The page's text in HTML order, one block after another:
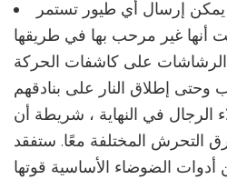
يمكن إرسال أي طيور تستمر
أنها غير مرحب بها في طريقها
الرشاشات على كاشفات الحركة
وحتى إطلاق النار على بنادقهم
في النهاية ، شريطة أن
التحرش المختلفة معًا. ستفقد
أدوات الضوضاء الأساسية قوتها